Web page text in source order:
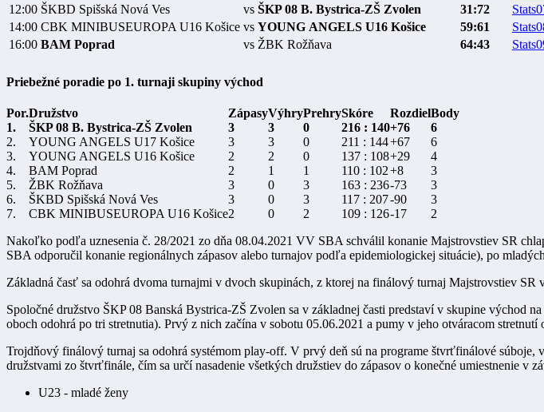
12:00 ŠKBD Spišská Nová Ves vs ŠKP 08 B. Bystrica-ZŠ Zvolen 31:72
14:00 CBK MINIBUSEUROPA U16 Košice vs YOUNG ANGELS U16 Košice 59:61
16:00 BAM Poprad vs ŽBK Rožňava 64:43
Priebežné poradie po 1. turnaji skupiny východ
Por.Družstvo ZápasyVýhryPrehrySkóre RozdielBody
1.
ŠKP 08 B. Bystrica-ZŠ Zvolen 3 3 0 216 : 140+76
6
2.
YOUNG ANGELS U17 Košice 3 3 0 211 : 144+67
6
3.
YOUNG ANGELS U16 Košice 2 2 0 137 : 108+29
4
4.
BAM Poprad 2 1 1 110 : 102+8
3
5.
ŽBK Rožňava 3 0 3 163 : 236-73
3
6.
ŠKBD Spišská Nová Ves 3 0 3 117 : 207-90
3
7.
CBK MINIBUSEUROPA U16 Košice2 0 2 109 : 126-17
2
Nakoľko podľa uznesenia č. 28/2021 zo dňa 08.04.2021 VV SBA schválil konanie Majstrovstiev SR
SBA odporučil konanie regionálnych zápasov alebo turnajov podľa epidemiologickej situácie), po
Základná časť sa odohrá dvoma turnajmi v dvoch skupinách, z ktorej na finálový turnaj Majstrovstiev
Spoločné družstvo ŠKP 08 Banská Bystrica-ZŠ Zvolen sa v základnej časti predstaví v skupine východ
oboch odohrá po tri stretnutia). Prvý z nich začína v sobotu 05.06.2021 a pumy v jeho otváracom
Trojdňový finálový turnaj sa odohrá systémom play-off. V prvý deň sú na programe štvrťfinálové
družstvami zo štvrťfinále, čím sa určí nasadenie všetkých družstiev do zápasov o konečné umiestnenie
U23 - mladé ženy